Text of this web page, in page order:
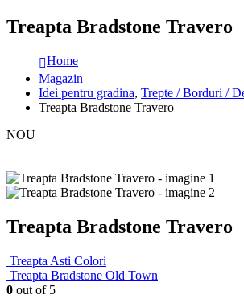
Treapta Bradstone Travero
Home
Magazin
Idei pentru gradina, Trepte / Borduri /
Treapta Bradstone Travero
NOU
Treapta Bradstone Travero
Treapta Asti Colori
Treapta Bradstone Old Town
0 out of 5